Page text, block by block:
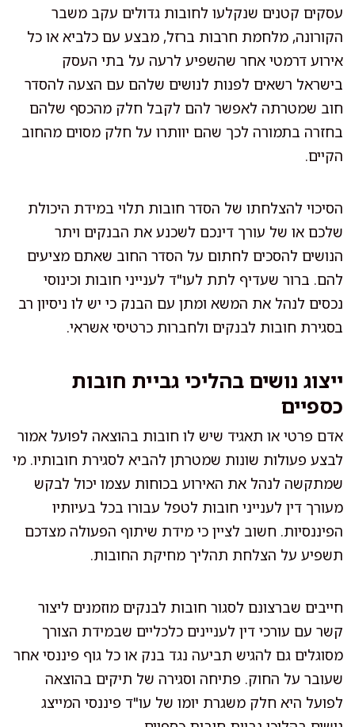
עסקים קטנים שנקלעו לחובות גדולים עקב משבר
הקורונה, מלחמת חרבות ברזל, מבצע עם כלביא או כל
אירוע דרמטי אחר שהשפיע לרעה על בתי העסק
בישראל רשאים לפנות לנושים שלהם עם הצעה להסדר
חוב שמטרתה לאפשר להם לקבל חלק מהכסף שלהם
בחזרה בתמורה לכך שהם יוותרו על חלק מסוים מהחוב
הקיים.
הסיכוי להצלחתו של הסדר חובות תלוי במידת היכולת
שלכם או של עורך דינכם לשכנע את הבנקים ויתר
הנושים להסכים לחתום על הסדר החוב שאתם מציעים
להם. ברור שעדיף לתת לעו"ד לענייני חובות וכינוסי
נכסים לנהל את המשא ומתן עם הבנק כי יש לו ניסיון רב
בסגירת חובות לבנקים ולחברות כרטיסי אשראי.
ייצוג נושים בהליכי גביית חובות
כספיים
אדם פרטי או תאגיד שיש לו חובות בהוצאה לפועל אמור
לבצע פעולות שונות שמטרתן להביא לסגירת חובותיו. מי
שמתקשה לנהל את האירוע בכוחות עצמו יכול לבקש
מעורך דין לענייני חובות לטפל עבורו בכל בעיותיו
הפיננסיות. חשוב לציין כי מידת שיתוף הפעולה מצדכם
תשפיע על הצלחת תהליך מחיקת החובות.
חייבים שברצונם לסגור חובות לבנקים מוזמנים ליצור
קשר עם עורכי דין לעניינים כלכליים שבמידת הצורך
מסוגלים גם להגיש תביעה נגד בנק או כל גוף פיננסי אחר
שעובר על החוק. פתיחה וסגירה של תיקים בהוצאה
לפועל היא חלק משגרת יומו של עו"ד פיננסי המייצג